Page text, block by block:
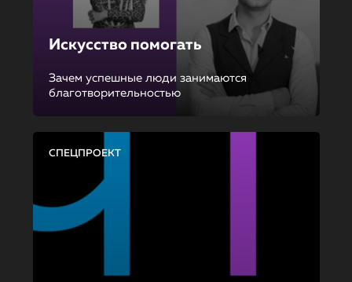
Искусство помогать
Зачем успешные люди занимаются
благотворительностью
СПЕЦПРОЕКТ